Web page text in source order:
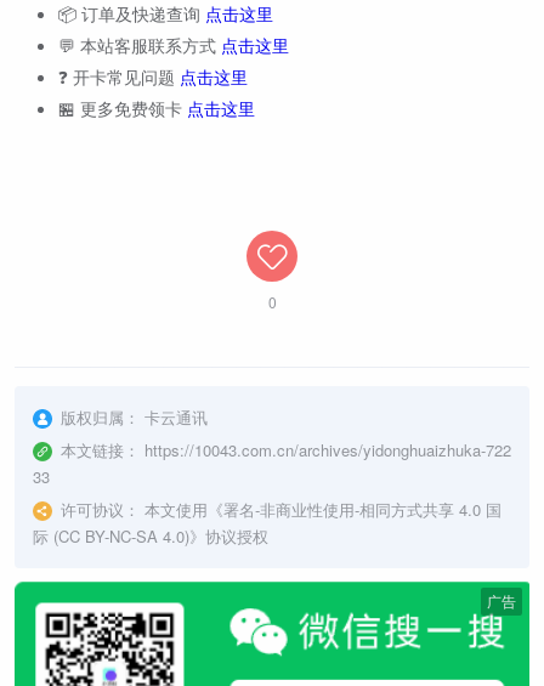
📦 订单及快递查询 点击这里
💬 本站客服联系方式 点击这里
❓ 开卡常见问题 点击这里
🏪 更多免费领卡 点击这里
0
版权归属： 卡云通讯
本文链接： https://10043.com.cn/archives/yidonghuaizhuka-722
33
许可协议： 本文使用《署名-非商业性使用-相同方式共享 4.0 国
际 (CC BY-NC-SA 4.0)》协议授权
广告